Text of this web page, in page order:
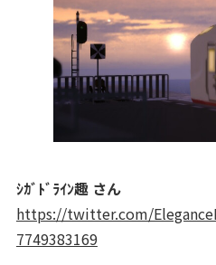
ｼｶﾞﾄﾞﾗｲﾝ趣 さん
https://twitter.com/
7749383169